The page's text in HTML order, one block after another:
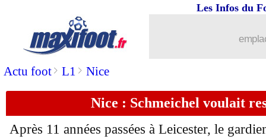
Actu foot> L1 > Nice
Les Infos du
Nice : Schmeichel voulait
Après 11 années passées à Leicester, le
: Angers 0-2 Toulouse (fini)
12/03 L1: Lorient 2-0 Troyes (fini)
12/03 L1: Nantes 2-2 Nice (fini)